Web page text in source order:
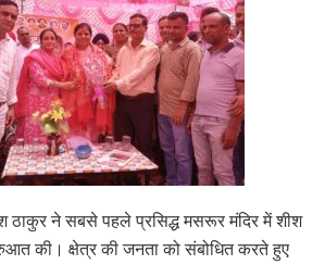
ने सबसे पहले प्रसिद्ध मसरूर मंदिर में शीश
की। क्षेत्र की जनता को संबोधित करते हुए